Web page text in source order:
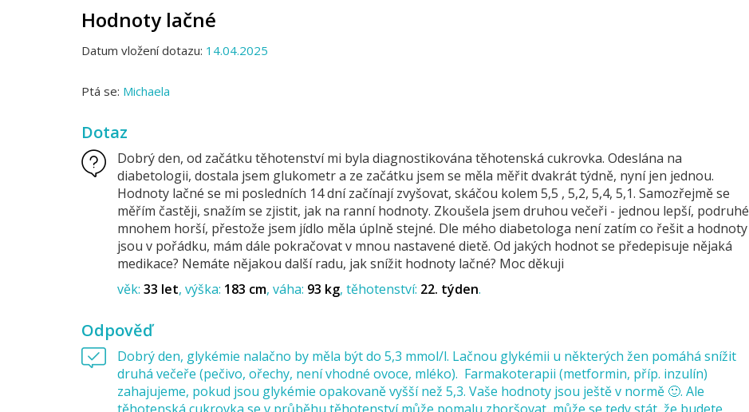
Hodnoty lačné
Datum vložení dotazu: 14.04.2025
Ptá se: Michaela
Dotaz
Dobrý den, od začátku těhotenství mi byla diagnostikována těhotenská cukrovka. Odeslána na
diabetologii, dostala jsem glukometr a ze začátku jsem se měla měřit dvakrát týdně, nyní jen jednou.
Hodnoty lačné se mi posledních 14 dní začínají zvyšovat, skáčou kolem 5,5 , 5,2, 5,4, 5,1. Samozřejmě se
měřím častěji, snažím se zjistit, jak na ranní hodnoty. Zkoušela jsem druhou večeři - jednou lepší, podruhé
mnohem horší, přestože jsem jídlo měla úplně stejné. Dle mého diabetologa není zatím co řešit a hodnoty
jsou v pořádku, mám dále pokračovat v mnou nastavené dietě. Od jakých hodnot se předepisuje nějaká
medikace? Nemáte nějakou další radu, jak snížit hodnoty lačné? Moc děkuji
věk: 33 let výška: 183 cm váha: 93 kg těhotenství: 22. týden
Odpověď
Dobrý den, glykémie nalačno by měla být do 5,3 mmol/l. Lačnou glykémii u některých žen pomáhá snížit
druhá večeře (pečivo, ořechy, není vhodné ovoce, mléko). Farmakoterapii (metformin, příp. inzulín)
zahajujeme, pokud jsou glykémie opakovaně vyšší než 5,3. Vaše hodnoty jsou ještě v normě 🙂. Ale